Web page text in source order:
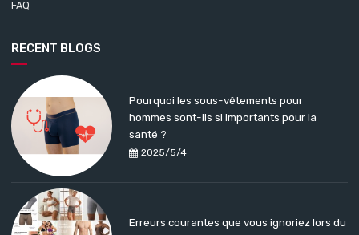
FAQ
RECENT BLOGS
2025/5/4
Pourquoi les sous-vêtements pour
hommes sont-ils si importants pour la
santé ?
Erreurs courantes que vous ignoriez lors du